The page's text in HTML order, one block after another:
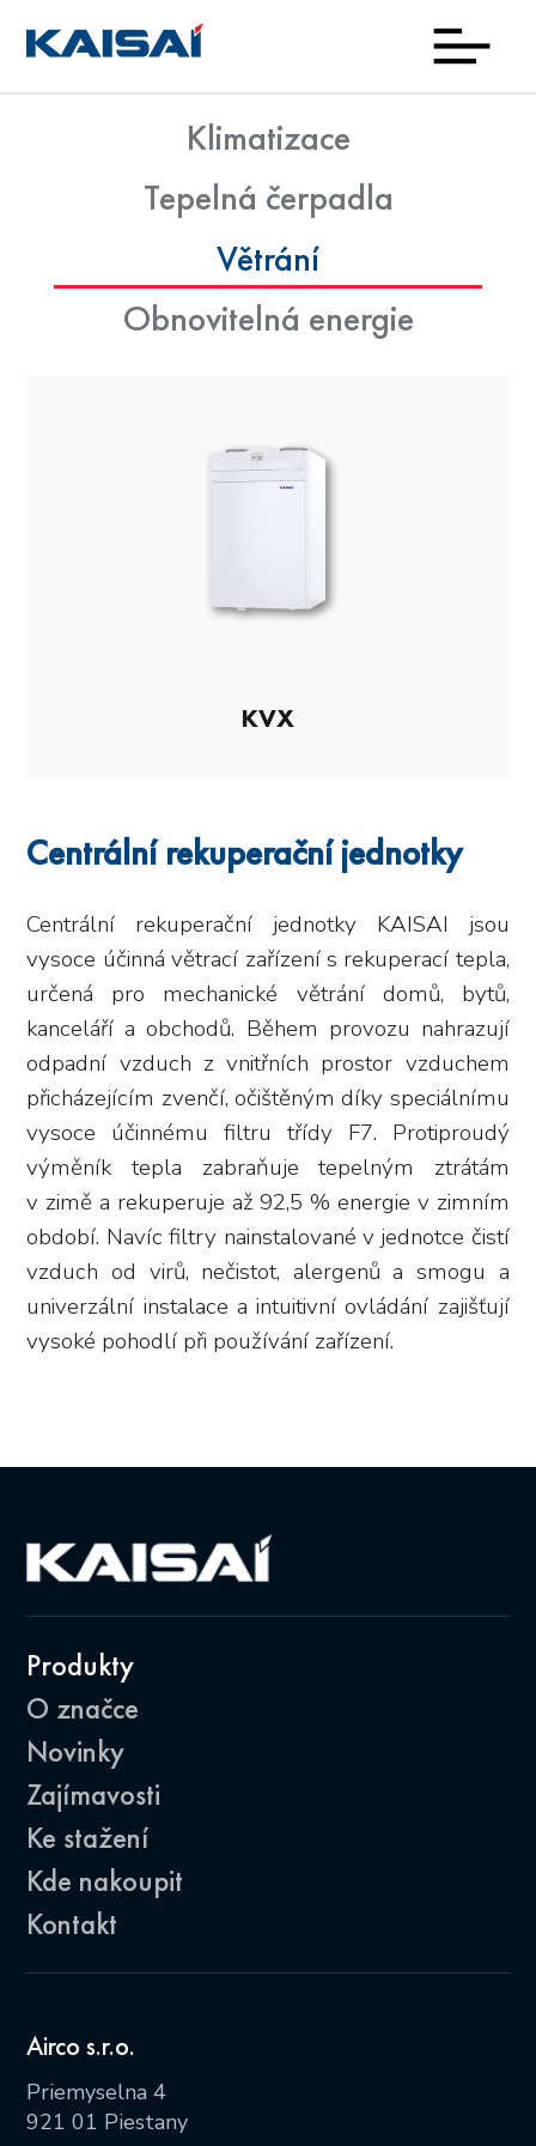
Klimatizace
Tepelná čerpadla
Větrání
Obnovitelná energie
KVX
Centrální rekuperační jednotky
Centrální rekuperační jednotky KAISAI jsou
vysoce účinná větrací zařízení s rekuperací tepla,
určená pro mechanické větrání domů, bytů,
kanceláří a obchodů. Během provozu nahrazují
odpadní vzduch z vnitřních prostor vzduchem
přicházejícím zvenčí, očištěným díky speciálnímu
vysoce účinnému filtru třídy F7. Protiproudý
výměník tepla zabraňuje tepelným ztrátám
v zimě a rekuperuje až 92,5 % energie v zimním
období. Navíc filtry nainstalované v jednotce čistí
vzduch od virů, nečistot, alergenů a smogu a
univerzální instalace a intuitivní ovládání zajišťují
vysoké pohodlí při používání zařízení.
Produkty
O značce
Novinky
Zajímavosti
Ke stažení
Kde nakoupit
Kontakt
Airco s.r.o.
Priemyselna 4
921 01 Piestany